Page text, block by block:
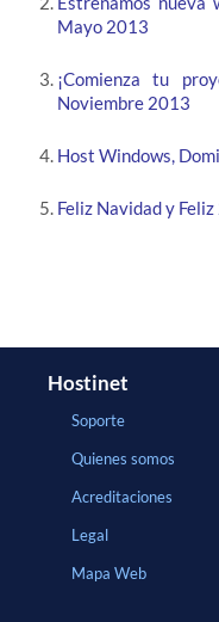
Mayo 2013
¡Comienza tu
Noviembre 2013
Host Windows,
Feliz Navidad y
Hostinet
Soporte
Quienes somos
Acreditaciones
Legal
Mapa Web